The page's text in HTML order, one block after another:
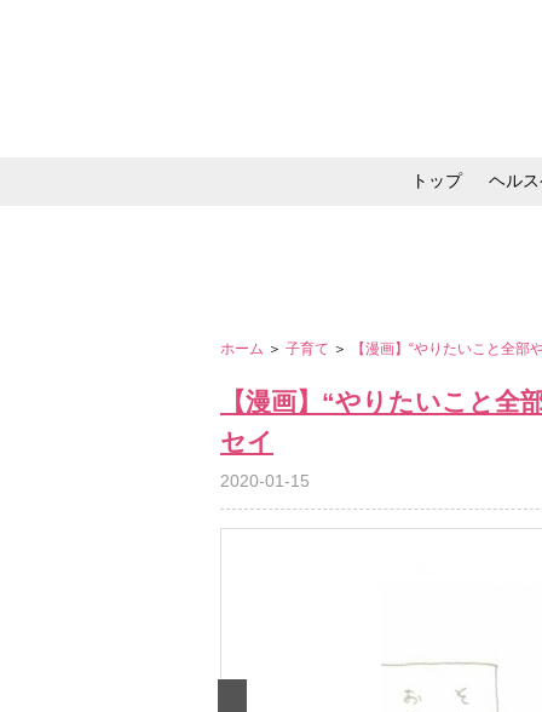
トップ ヘル
ホーム ＞ 子育て ＞ 【漫画】“やりたいこと全
【漫画】“やりたいこと
セイ
2020-01-15